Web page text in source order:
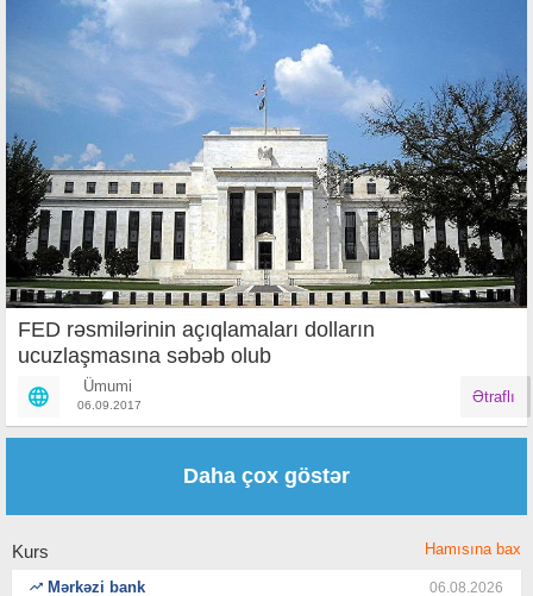
FED rəsmilərinin açıqlamaları dolların
ucuzlaşmasına səbəb olub
Ümumi
06.09.2017 Ətraflı
Daha çox göstər
Kurs Hamısına bax
Mərkəzi bank 06.08.2026